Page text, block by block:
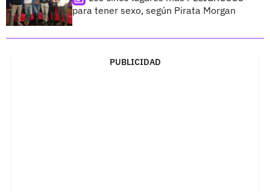
para tener sexo, según Pirata Morgan
PUBLICIDAD